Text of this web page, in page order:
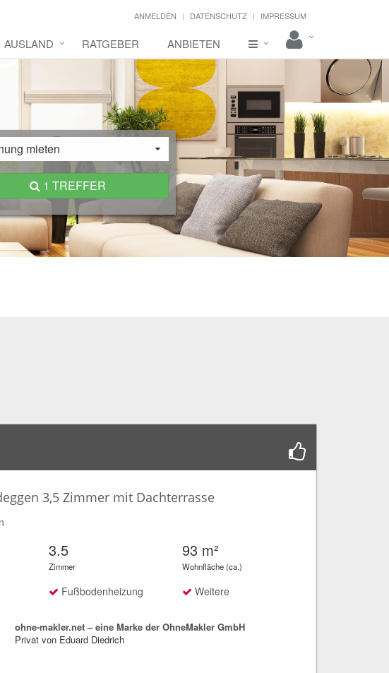
ANMELDEN DATENSCHUTZ IMPRESSUM
AUSLAND RATGEBER ANBIETEN
mieten
1 TREFFER
3,5 Zimmer mit Dachterrasse
3.5
Zimmer
93 m²
Wohnfläche (ca.)
Fußbodenheizung Weitere
ohne-makler.net – eine Marke der OhneMakler GmbH
Privat von Eduard Diedrich